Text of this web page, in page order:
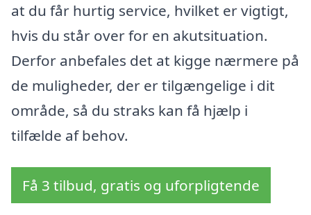
at du får hurtig service, hvilket er vigtigt,
hvis du står over for en akutsituation.
Derfor anbefales det at kigge nærmere på
de muligheder, der er tilgængelige i dit
område, så du straks kan få hjælp i
tilfælde af behov.
Få 3 tilbud, gratis og uforpligtende